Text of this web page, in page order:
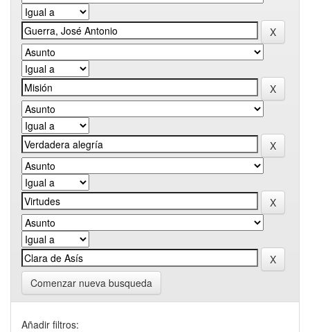
Comenzar nueva busqueda
Añadir filtros: